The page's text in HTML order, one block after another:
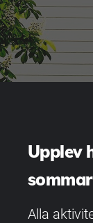
Upplev
sommar
Alla